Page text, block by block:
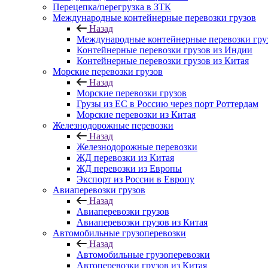
Перецепка/перегрузка в ЗТК
Международные контейнерные перевозки грузов
Назад
Международные контейнерные перевозки
Контейнерные перевозки грузов из Индии
Контейнерные перевозки грузов из Китая
Морские перевозки грузов
Назад
Морские перевозки грузов
Грузы из ЕС в Россию через порт Роттердам
Морские перевозки из Китая
Железнодорожные перевозки
Назад
Железнодорожные перевозки
ЖД перевозки из Китая
ЖД перевозки из Европы
Экспорт из России в Европу
Авиаперевозки грузов
Назад
Авиаперевозки грузов
Авиаперевозки грузов из Китая
Автомобильные грузоперевозки
Назад
Автомобильные грузоперевозки
Автоперевозки грузов из Китая